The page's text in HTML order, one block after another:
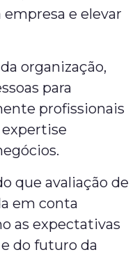
e elevar
organização,
para
profissionais
que avaliação de
em conta
as expectativas
do futuro da